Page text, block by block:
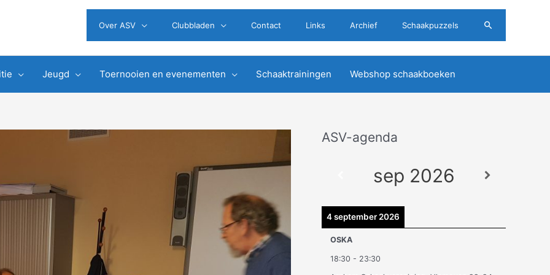
Over ASV Clubbladen Contact Links Archief Schaakpuzzels Zoeken
Jeugd Toernooien en evenementen Schaaktrainingen Webshop schaakboeken
ASV-agenda
sep 2026
4 september 2026
OSKA
18:30 - 23:30
A
e